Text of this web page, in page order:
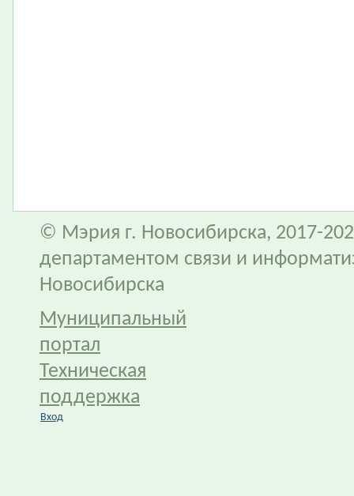
© Мэрия г. Новосибирска, 2017-
департаментом связи и
Новосибирска
Муниципальный
портал
Техническая
поддержка
Вход